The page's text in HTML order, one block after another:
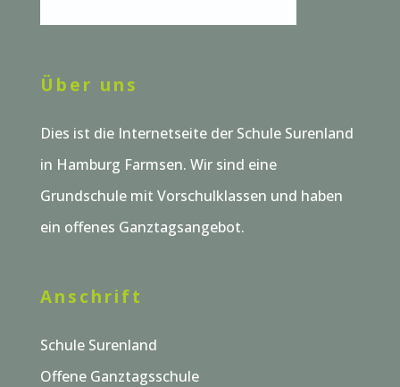
Über uns
Dies ist die Internetseite der Schule Surenland
in Hamburg Farmsen. Wir sind eine
Grundschule mit Vorschulklassen und haben
ein offenes Ganztagsangebot.
Anschrift
Schule Surenland
Offene Ganztagsschule